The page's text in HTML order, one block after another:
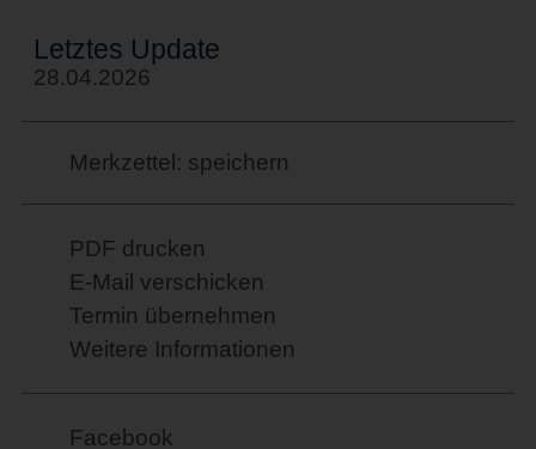
Letztes Update
28.04.2026
Merkzettel: speichern
PDF drucken
E-Mail verschicken
Termin übernehmen
Weitere Informationen
Facebook